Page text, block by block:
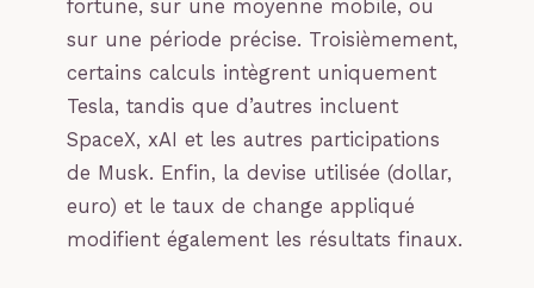
fortune, sur une moyenne mobile, ou
sur une période précise. Troisièmement,
certains calculs intègrent uniquement
Tesla, tandis que d’autres incluent
SpaceX, xAI et les autres participations
de Musk. Enfin, la devise utilisée (dollar,
euro) et le taux de change appliqué
modifient également les résultats finaux.